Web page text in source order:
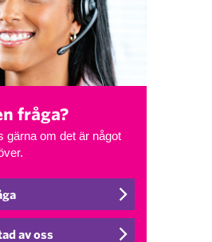
fråga?
gärna om det är något
av oss